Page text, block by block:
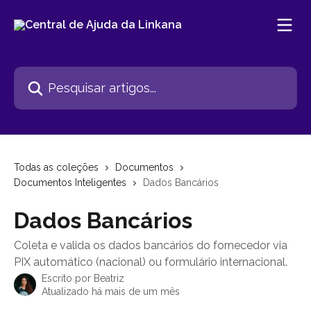
Pesquisar artigos...
Todas as coleções
Documentos
Documentos Inteligentes
Dados Bancários
Dados Bancários
Coleta e valida os dados bancários do fornecedor via
PIX automático (nacional) ou formulário internacional.
Escrito por Beatriz
Atualizado há mais de um mês